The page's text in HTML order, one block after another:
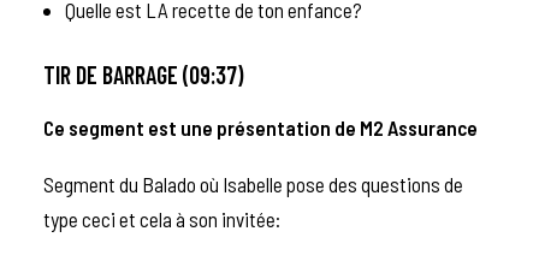
Quelle est LA recette de ton enfance?
TIR DE BARRAGE (09:37)
Ce segment est une présentation de M2 Assurance
Segment du Balado où Isabelle pose des questions de
type ceci et cela à son invitée: